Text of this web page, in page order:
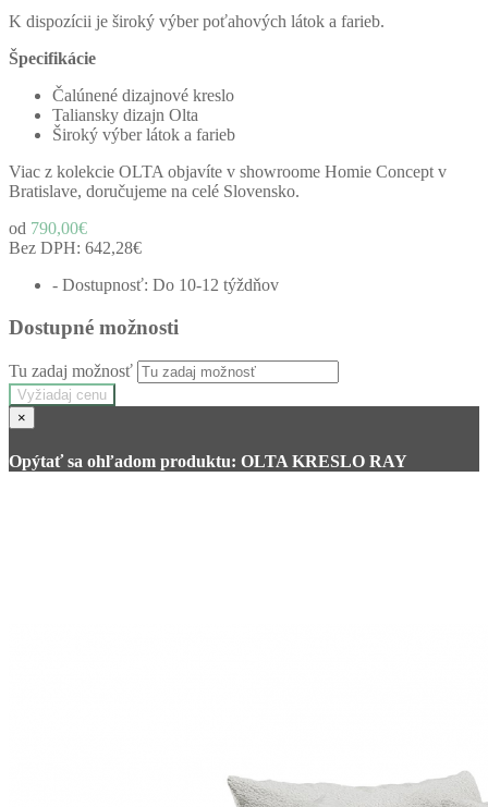
K dispozícii je široký výber poťahových látok a farieb.
Špecifikácie
Čalúnené dizajnové kreslo
Taliansky dizajn Olta
Široký výber látok a farieb
Viac z kolekcie OLTA objavíte v showroome Homie Concept v
Bratislave, doručujeme na celé Slovensko.
od 790,00€
Bez DPH: 642,28€
- Dostupnosť: Do 10-12 týždňov
Dostupné možnosti
Tu zadaj možnosť
Vyžiadaj cenu
×
Opýtať sa ohľadom produktu: OLTA KRESLO RAY